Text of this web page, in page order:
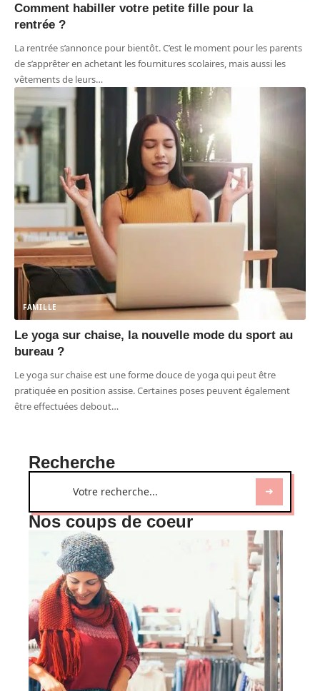
Comment habiller votre petite fille pour la
rentrée ?
La rentrée s’annonce pour bientôt. C’est le moment pour les parents
de s’apprêter en achetant les fournitures scolaires, mais aussi les
vêtements de leurs…
FAMILLE
Le yoga sur chaise, la nouvelle mode du sport au
bureau ?
Le yoga sur chaise est une forme douce de yoga qui peut être
pratiquée en position assise. Certaines poses peuvent également
être effectuées debout…
Recherche
Nos coups de coeur